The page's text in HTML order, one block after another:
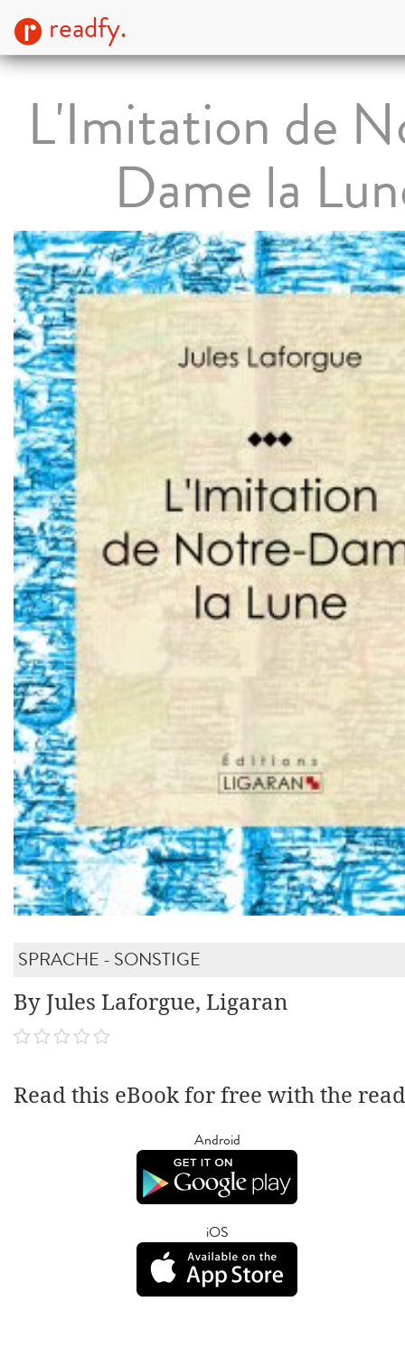
readfy.
L'Imitation de
Dame la
SPRACHE - SONSTIGE
By Jules Laforgue, Ligaran
Read this eBook for free with the
Android
iOS